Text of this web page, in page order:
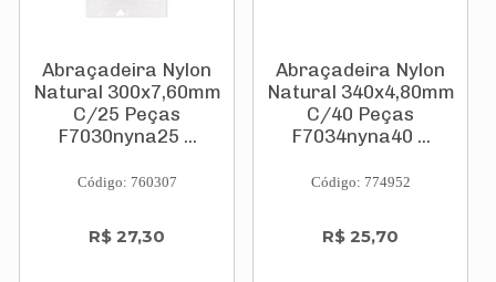
Abraçadeira Nylon
Natural 300x7,60mm
C/25 Peças
F7030nyna25 ...
Código: 760307
R$ 27,30
Abraçadeira Nylon
Natural 340x4,80mm
C/40 Peças
F7034nyna40 ...
Código: 774952
R$ 25,70